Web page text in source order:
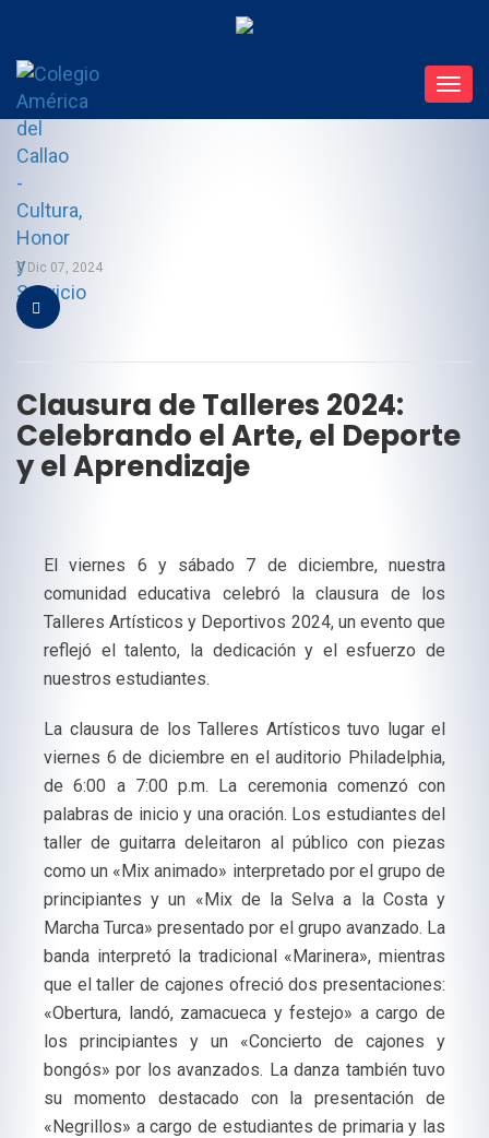
Dic 07, 2024
Clausura de Talleres 2024:
Celebrando el Arte, el Deporte
y el Aprendizaje
El viernes 6 y sábado 7 de diciembre, nuestra
comunidad educativa celebró la clausura de los
Talleres Artísticos y Deportivos 2024, un evento que
reflejó el talento, la dedicación y el esfuerzo de
nuestros estudiantes.
La clausura de los Talleres Artísticos tuvo lugar el
viernes 6 de diciembre en el auditorio Philadelphia,
de 6:00 a 7:00 p.m. La ceremonia comenzó con
palabras de inicio y una oración. Los estudiantes del
taller de guitarra deleitaron al público con piezas
como un «Mix animado» interpretado por el grupo de
principiantes y un «Mix de la Selva a la Costa y
Marcha Turca» presentado por el grupo avanzado. La
banda interpretó la tradicional «Marinera», mientras
que el taller de cajones ofreció dos presentaciones:
«Obertura, landó, zamacueca y festejo» a cargo de
los principiantes y un «Concierto de cajones y
bongós» por los avanzados. La danza también tuvo
su momento destacado con la presentación de
«Negrillos» a cargo de estudiantes de primaria y las